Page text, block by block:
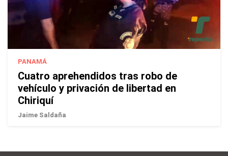
PANAMÁ
Cuatro aprehendidos tras robo de
vehículo y privación de libertad en
Chiriquí
Jaime Saldaña